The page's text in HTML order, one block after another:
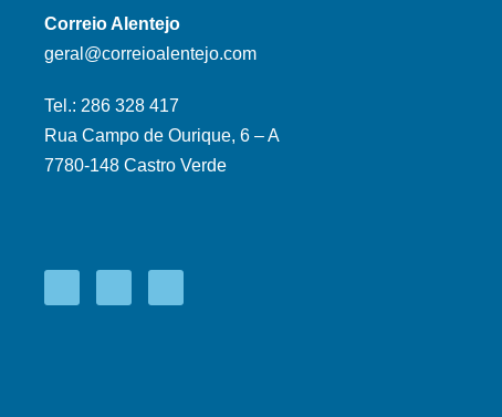
Correio Alentejo
geral@correioalentejo.com
Tel.: 286 328 417
Rua Campo de Ourique, 6 – A
7780-148 Castro Verde